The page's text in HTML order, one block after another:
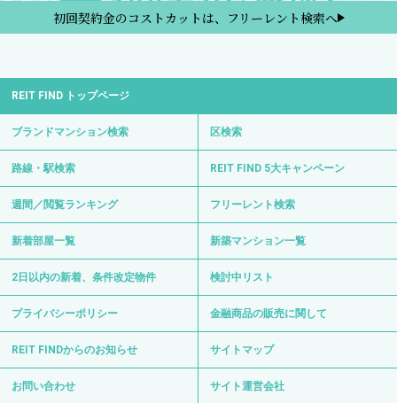
初回契約金のコストカットは、フリーレント検索へ
REIT FIND トップページ
ブランドマンション検索 区検索
路線・駅検索 REIT FIND 5大キャンペーン
週間／閲覧ランキング フリーレント検索
新着部屋一覧 新築マンション一覧
2日以内の新着、条件改定物件 検討中リスト
プライバシーポリシー 金融商品の販売に関して
REIT FINDからのお知らせ サイトマップ
お問い合わせ サイト運営会社